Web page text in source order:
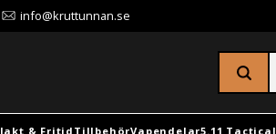
info@kruttunnan.se
Jakt & Fritid TillbehörVapendelar5.11 Tactical